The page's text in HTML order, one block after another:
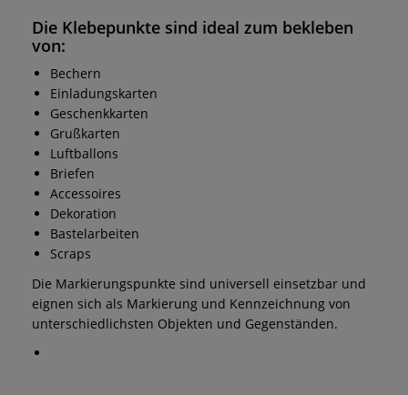
Die Klebepunkte sind ideal zum bekleben
von:
Bechern
Einladungskarten
Geschenkkarten
Grußkarten
Luftballons
Briefen
Accessoires
Dekoration
Bastelarbeiten
Scraps
Die Markierungspunkte sind universell einsetzbar und
eignen sich als Markierung und Kennzeichnung von
unterschiedlichsten Objekten und Gegenständen.